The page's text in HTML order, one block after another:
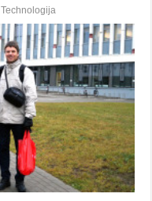
,Technologija